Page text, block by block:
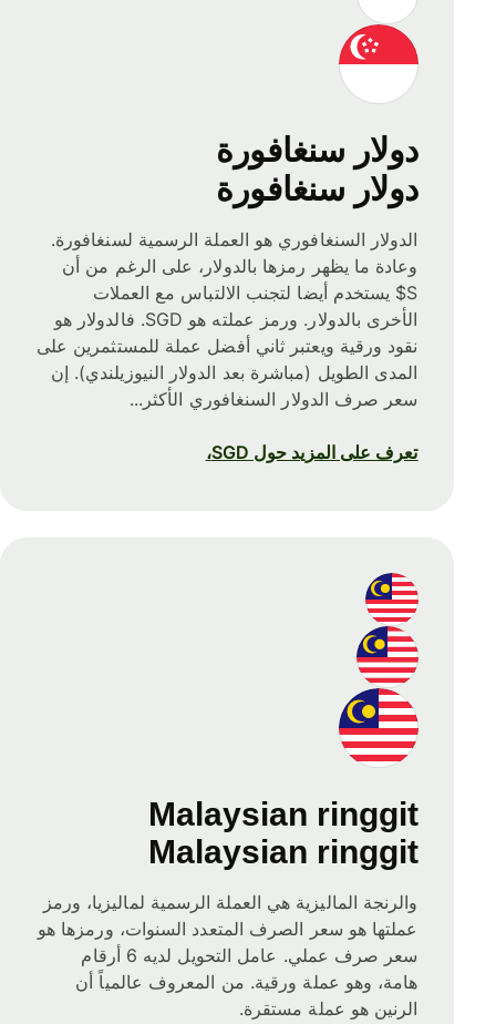
دولار سنغافورة
دولار سنغافورة
الدولار السنغافوري هو العملة الرسمية لسنغافورة.
وعادة ما يظهر رمزها بالدولار، على الرغم من أن
S$ يستخدم أيضا لتجنب الالتباس مع العملات
الأخرى بالدولار. ورمز عملته هو SGD. فالدولار هو
نقود ورقية ويعتبر ثاني أفضل عملة للمستثمرين على
المدى الطويل (مباشرة بعد الدولار النيوزيلندي). إن
سعر صرف الدولار السنغافوري الأكثر...
تعرف على المزيد حول SGD،
Malaysian ringgit
Malaysian ringgit
والرنجة الماليزية هي العملة الرسمية لماليزيا، ورمز
عملتها هو سعر الصرف المتعدد السنوات، ورمزها هو
سعر صرف عملي. عامل التحويل لديه 6 أرقام
هامة، وهو عملة ورقية. من المعروف عالمياً أن
الرنين هو عملة مستقرة.